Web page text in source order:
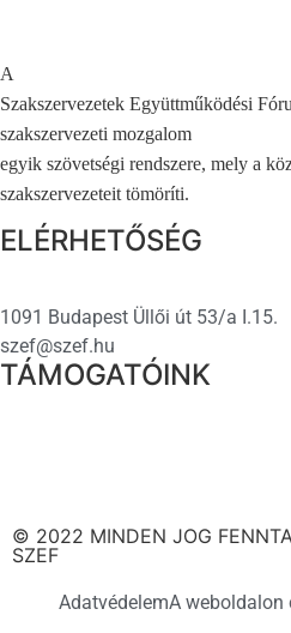
A
Szakszervezetek Együttműködési
szakszervezeti mozgalom
egyik szövetségi rendszere, mely a
szakszervezeteit tömöríti.
ELÉRHETŐSÉG
1091 Budapest Üllői út 53/a I.15.
szef@szef.hu
TÁMOGATÓINK
© 2022 MINDEN JOG
SZEF
AdatvédelemA weboldalon